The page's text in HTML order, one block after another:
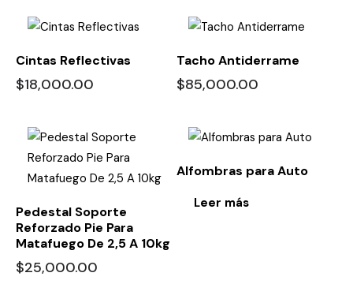
Cintas Reflectivas
$18,000.00
Tacho Antiderrame
$85,000.00
Pedestal Soporte
Reforzado Pie Para
Matafuego De 2,5 A 10kg
$25,000.00
Alfombras para Auto
Leer más